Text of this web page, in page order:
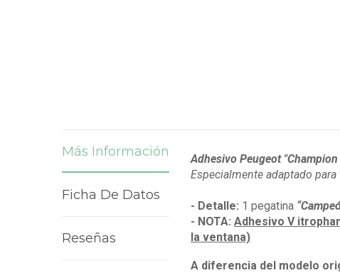
Más Información
Ficha De Datos
Reseñas
Adhesivo Peugeot
Especialmente adaptado
- Detalle: 1 pegatina
- NOTA: Adhesivo V
la ventana)
A diferencia del modelo